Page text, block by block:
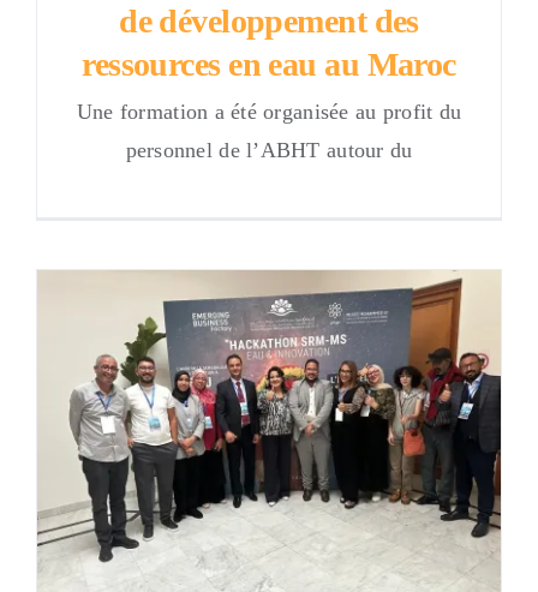
de développement des
ressources en eau au Maroc
Une formation a été organisée au profit du
personnel de l’ABHT autour du